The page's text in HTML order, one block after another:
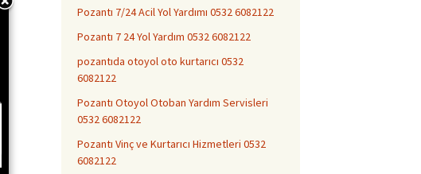
Pozantı 7/24 Acil Yol Yardımı 0532 6082122
Pozantı 7 24 Yol Yardım 0532 6082122
pozantıda otoyol oto kurtarıcı 0532
6082122
Pozantı Otoyol Otoban Yardım Servisleri
0532 6082122
Pozantı Vinç ve Kurtarıcı Hizmetleri 0532
6082122